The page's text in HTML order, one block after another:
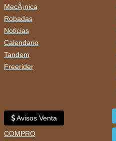
MecÃ¡nica
Robadas
Noticias
Calendario
Tandem
Freerider
Avisos Venta
COMPRO